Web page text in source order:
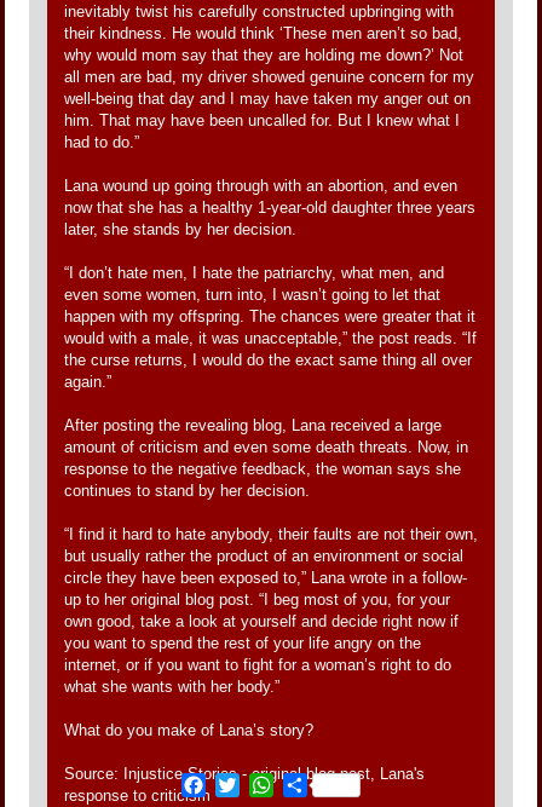
inevitably twist his carefully constructed upbringing with
their kindness. He would think ‘These men aren’t so bad,
why would mom say that they are holding me down?’ Not
all men are bad, my driver showed genuine concern for my
well-being that day and I may have taken my anger out on
him. That may have been uncalled for. But I knew what I
had to do.”
Lana wound up going through with an abortion, and even
now that she has a healthy 1-year-old daughter three years
later, she stands by her decision.
“I don’t hate men, I hate the patriarchy, what men, and
even some women, turn into, I wasn’t going to let that
happen with my offspring. The chances were greater that it
would with a male, it was unacceptable,” the post reads. “If
the curse returns, I would do the exact same thing all over
again.”
After posting the revealing blog, Lana received a large
amount of criticism and even some death threats. Now, in
response to the negative feedback, the woman says she
continues to stand by her decision.
“I find it hard to hate anybody, their faults are not their own,
but usually rather the product of an environment or social
circle they have been exposed to,” Lana wrote in a follow-
up to her original blog post. “I beg most of you, for your
own good, take a look at yourself and decide right now if
you want to spend the rest of your life angry on the
internet, or if you want to fight for a woman’s right to do
what she wants with her body.”
What do you make of Lana’s story?
Source: Injustice Stories - original blog post, Lana's
response to criticism
Facebook
TwitterWhatsApp
Share